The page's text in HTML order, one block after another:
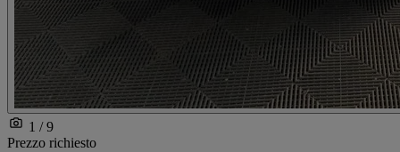
1 / 9
Prezzo richiesto